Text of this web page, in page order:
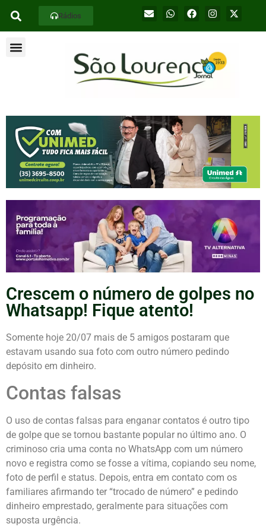
Rádios
Crescem o número de golpes no
Whatsapp! Fique atento!
Somente hoje 20/07 mais de 5 amigos postaram que
estavam usando sua foto com outro número pedindo
depósito em dinheiro.
Contas falsas
O uso de contas falsas para enganar contatos é outro tipo
de golpe que se tornou bastante popular no último ano. O
criminoso cria uma conta no WhatsApp com um número
novo e registra como se fosse a vítima, copiando seu nome,
foto de perfil e status. Depois, entra em contato com os
familiares afirmando ter “trocado de número” e pedindo
dinheiro emprestado, geralmente para situações com
suposta urgência.